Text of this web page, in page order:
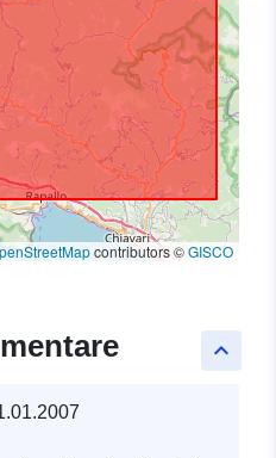
contributors ©GISCO
keyboard_arrow_up